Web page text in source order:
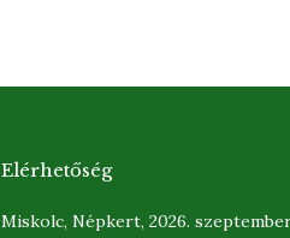
Elérhetőség
Miskolc, Népkert, 2026.